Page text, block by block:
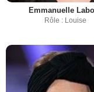
Emmanuelle
Rôle : Louise